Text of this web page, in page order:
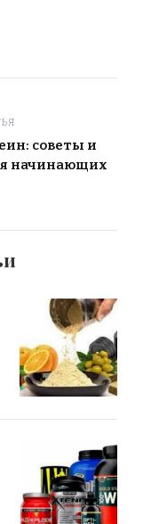
советы и
начинающих